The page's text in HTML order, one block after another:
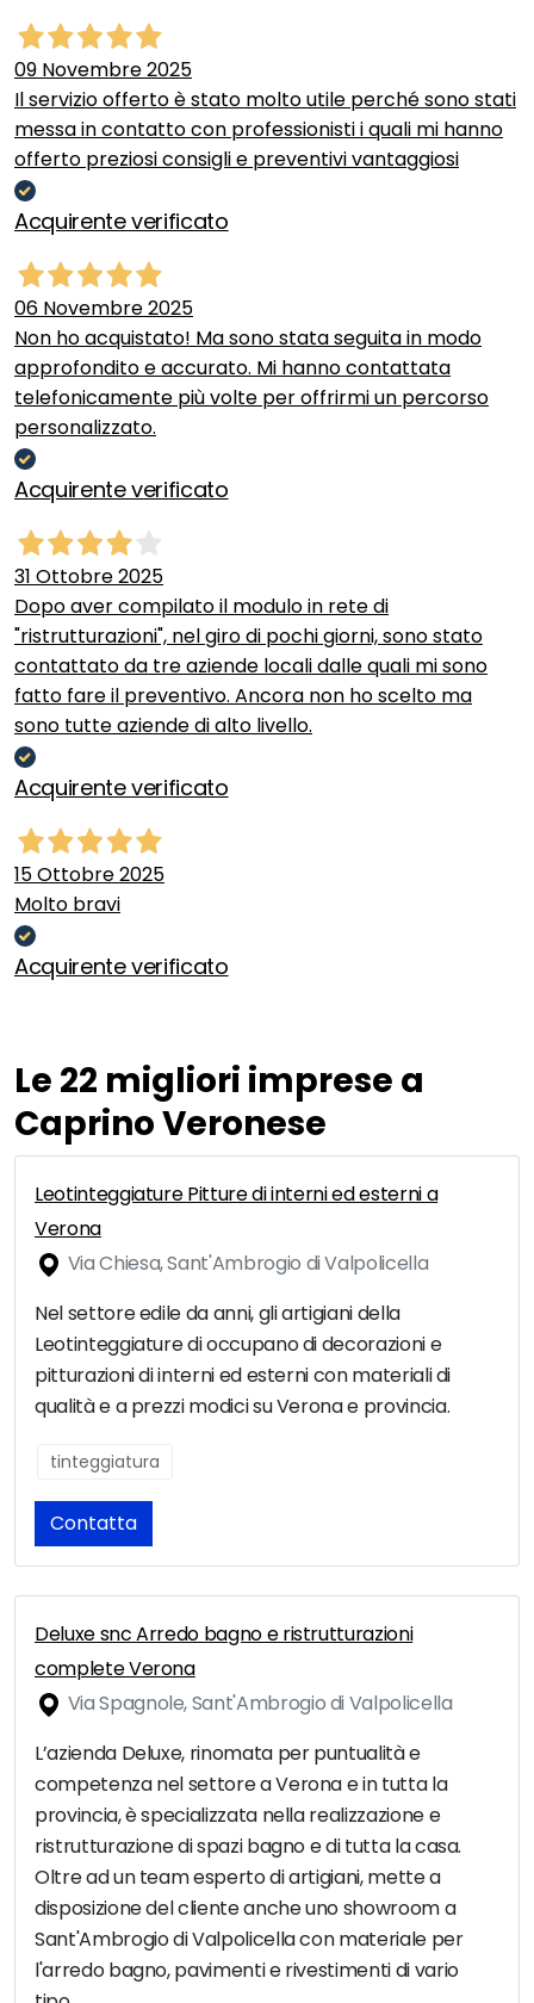
09 Novembre 2025
Il servizio offerto è stato molto utile perché sono stati
messa in contatto con professionisti i quali mi hanno
offerto preziosi consigli e preventivi vantaggiosi
Acquirente verificato
06 Novembre 2025
Non ho acquistato! Ma sono stata seguita in modo
approfondito e accurato. Mi hanno contattata
telefonicamente più volte per offrirmi un percorso
personalizzato.
Acquirente verificato
31 Ottobre 2025
Dopo aver compilato il modulo in rete di
"ristrutturazioni", nel giro di pochi giorni, sono stato
contattato da tre aziende locali dalle quali mi sono
fatto fare il preventivo. Ancora non ho scelto ma
sono tutte aziende di alto livello.
Acquirente verificato
15 Ottobre 2025
Molto bravi
Acquirente verificato
Le 22 migliori imprese a
Caprino Veronese
Leotinteggiature Pitture di interni ed esterni a
Verona
Via Chiesa, Sant'Ambrogio di Valpolicella
Nel settore edile da anni, gli artigiani della
Leotinteggiature di occupano di decorazioni e
pitturazioni di interni ed esterni con materiali di
qualità e a prezzi modici su Verona e provincia.
tinteggiatura
Contatta
Deluxe snc Arredo bagno e ristrutturazioni
complete Verona
Via Spagnole, Sant'Ambrogio di Valpolicella
L’azienda Deluxe, rinomata per puntualità e
competenza nel settore a Verona e in tutta la
provincia, è specializzata nella realizzazione e
ristrutturazione di spazi bagno e di tutta la casa.
Oltre ad un team esperto di artigiani, mette a
disposizione del cliente anche uno showroom a
Sant'Ambrogio di Valpolicella con materiale per
l'arredo bagno, pavimenti e rivestimenti di vario